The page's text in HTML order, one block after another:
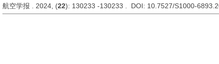
航空学报 . 2024, (22): 130233 -130233 . DOI: 10.7527/S1000-